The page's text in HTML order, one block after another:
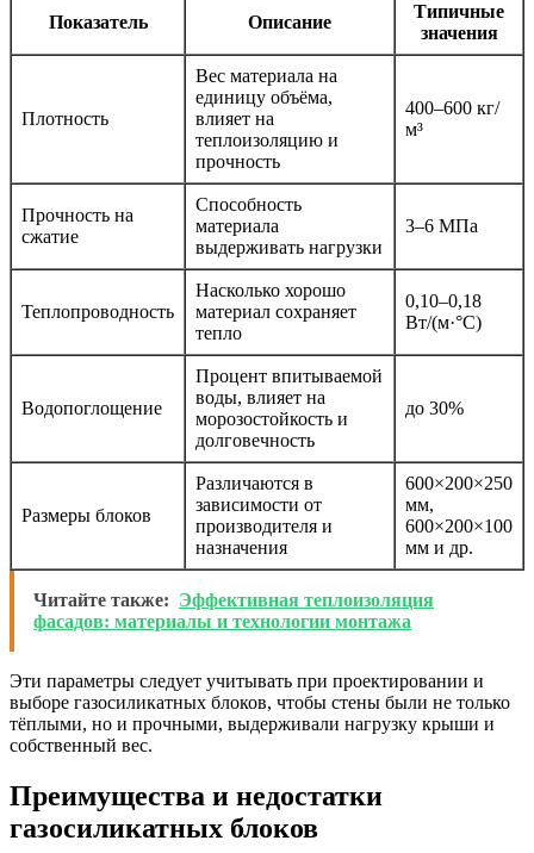
Показатель Описание
Типичные
значения
Плотность
Вес материала на
единицу объёма,
влияет на
теплоизоляцию и
прочность
400–600 кг/
м³
Прочность на
сжатие
Способность
материала
выдерживать нагрузки
3–6 МПа
Теплопроводность
Насколько хорошо
материал сохраняет
тепло
0,10–0,18
Вт/(м·°С)
Водопоглощение
Процент впитываемой
воды, влияет на
морозостойкость и
долговечность
до 30%
Размеры блоков
Различаются в
зависимости от
производителя и
назначения
600×200×250
мм,
600×200×100
мм и др.
Читайте также: Эффективная теплоизоляция
фасадов: материалы и технологии монтажа
Эти параметры следует учитывать при проектировании и
выборе газосиликатных блоков, чтобы стены были не только
тёплыми, но и прочными, выдерживали нагрузку крыши и
собственный вес.
Преимущества и недостатки
газосиликатных блоков